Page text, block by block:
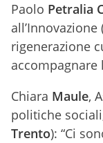
Paolo Petralia
all’Innovazione
rigenerazione
accompagnare
Chiara Maule,
politiche
Trento): “Ci